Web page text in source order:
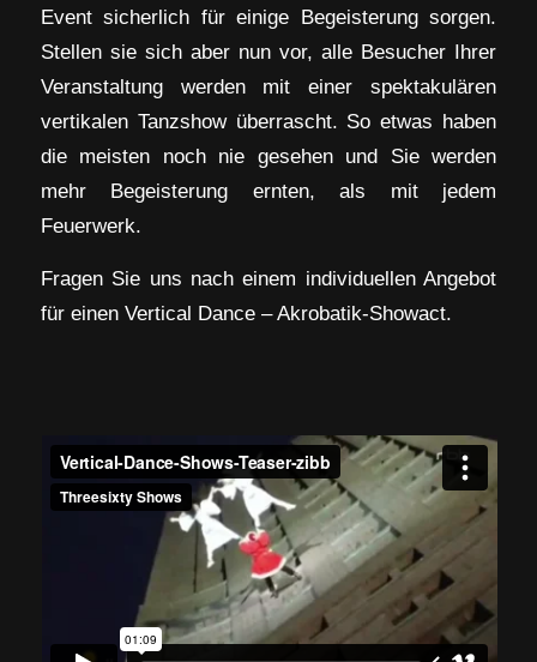
Event sicherlich für einige Begeisterung sorgen.
Stellen sie sich aber nun vor, alle Besucher Ihrer
Veranstaltung werden mit einer spektakulären
vertikalen Tanzshow überrascht. So etwas haben
die meisten noch nie gesehen und Sie werden
mehr Begeisterung ernten, als mit jedem
Feuerwerk.
Fragen Sie uns nach einem individuellen Angebot
für einen Vertical Dance – Akrobatik-Showact.